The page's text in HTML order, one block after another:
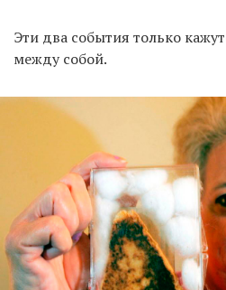
Эти два события только
между собой.